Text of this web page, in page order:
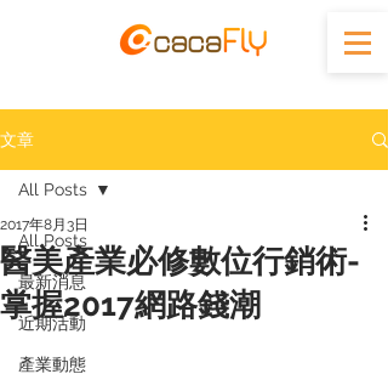
文章
All Posts
最新消息
近期活動
產業動態
All Posts
醫美產業必修數位行銷術-
掌握2017網路錢潮
2017年8月3日